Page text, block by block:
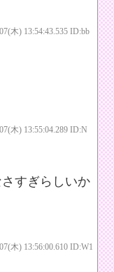
木) 13:54:43.535 ID:bb
木) 13:55:04.289 ID:N
すぎらしいか
木) 13:56:00.610 ID:W1